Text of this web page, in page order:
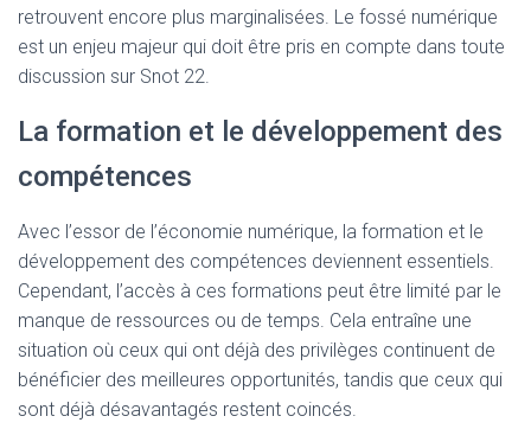
retrouvent encore plus marginalisées. Le fossé numérique
est un enjeu majeur qui doit être pris en compte dans toute
discussion sur Snot 22.
La formation et le développement des
compétences
Avec l’essor de l’économie numérique, la formation et le
développement des compétences deviennent essentiels.
Cependant, l’accès à ces formations peut être limité par le
manque de ressources ou de temps. Cela entraîne une
situation où ceux qui ont déjà des privilèges continuent de
bénéficier des meilleures opportunités, tandis que ceux qui
sont déjà désavantagés restent coincés.